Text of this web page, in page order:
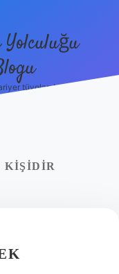
tüyoları burada!
KIŞIDIR